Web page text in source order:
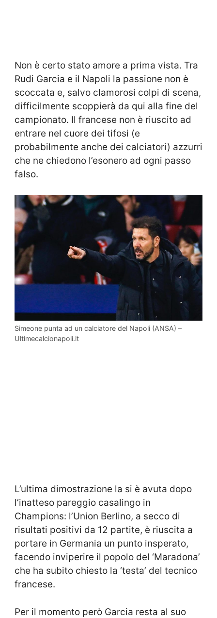
Non è certo stato amore a prima vista. Tra
Rudi Garcia e il Napoli la passione non è
scoccata e, salvo clamorosi colpi di scena,
difficilmente scoppierà da qui alla fine del
campionato. Il francese non è riuscito ad
entrare nel cuore dei tifosi (e
probabilmente anche dei calciatori) azzurri
che ne chiedono l’esonero ad ogni passo
falso.
Simeone punta ad un calciatore del Napoli (ANSA) –
Ultimecalcionapoli.it
L’ultima dimostrazione la si è avuta dopo
l’inatteso pareggio casalingo in
Champions: l’Union Berlino, a secco di
risultati positivi da 12 partite, è riuscita a
portare in Germania un punto insperato,
facendo inviperire il popolo del ‘Maradona’
che ha subito chiesto la ‘testa’ del tecnico
francese.
Per il momento però Garcia resta al suo